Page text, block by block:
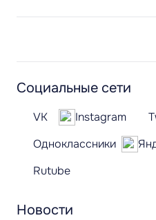
Новости
Социальные сети
VK Instagram
Одноклассники
Rutube